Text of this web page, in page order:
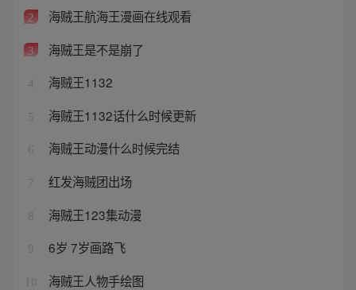
2 海贼王航海王漫画在线观看
3 海贼王是不是崩了
4 海贼王1132
5 海贼王1132话什么时候更新
6 海贼王动漫什么时候完结
7 红发海贼团出场
8 海贼王123集动漫
9 6岁 7岁画路飞
10 海贼王人物手绘图